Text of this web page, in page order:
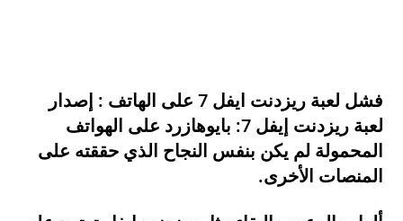
فشل لعبة ريزدنت ايفل 7 على الهاتف : إصدار
لعبةريزدنت إيفل 7: بايوهازرد
على الهواتف
المحمولة لم يكن بنفس النجاح الذي حققته على
المنصات الأخرى.